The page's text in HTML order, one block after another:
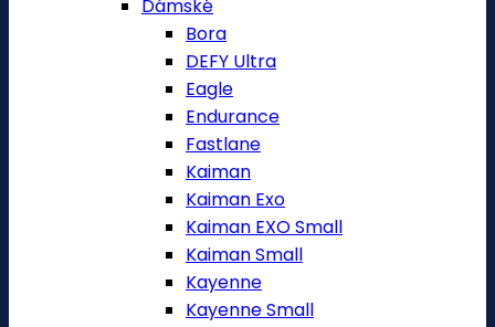
Dámské
Bora
DEFY Ultra
Eagle
Endurance
Fastlane
Kaiman
Kaiman Exo
Kaiman EXO Small
Kaiman Small
Kayenne
Kayenne Small